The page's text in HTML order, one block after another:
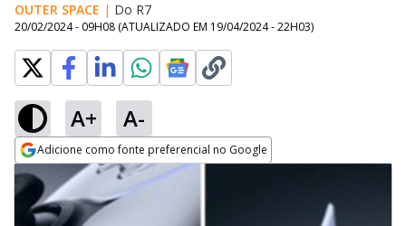
OUTER SPACE | Do R7
20/02/2024 - 09H08 (ATUALIZADO EM 19/04/2024 - 22H03)
A+ A-
Adicione como fonte preferencial no Google
Opens in new window